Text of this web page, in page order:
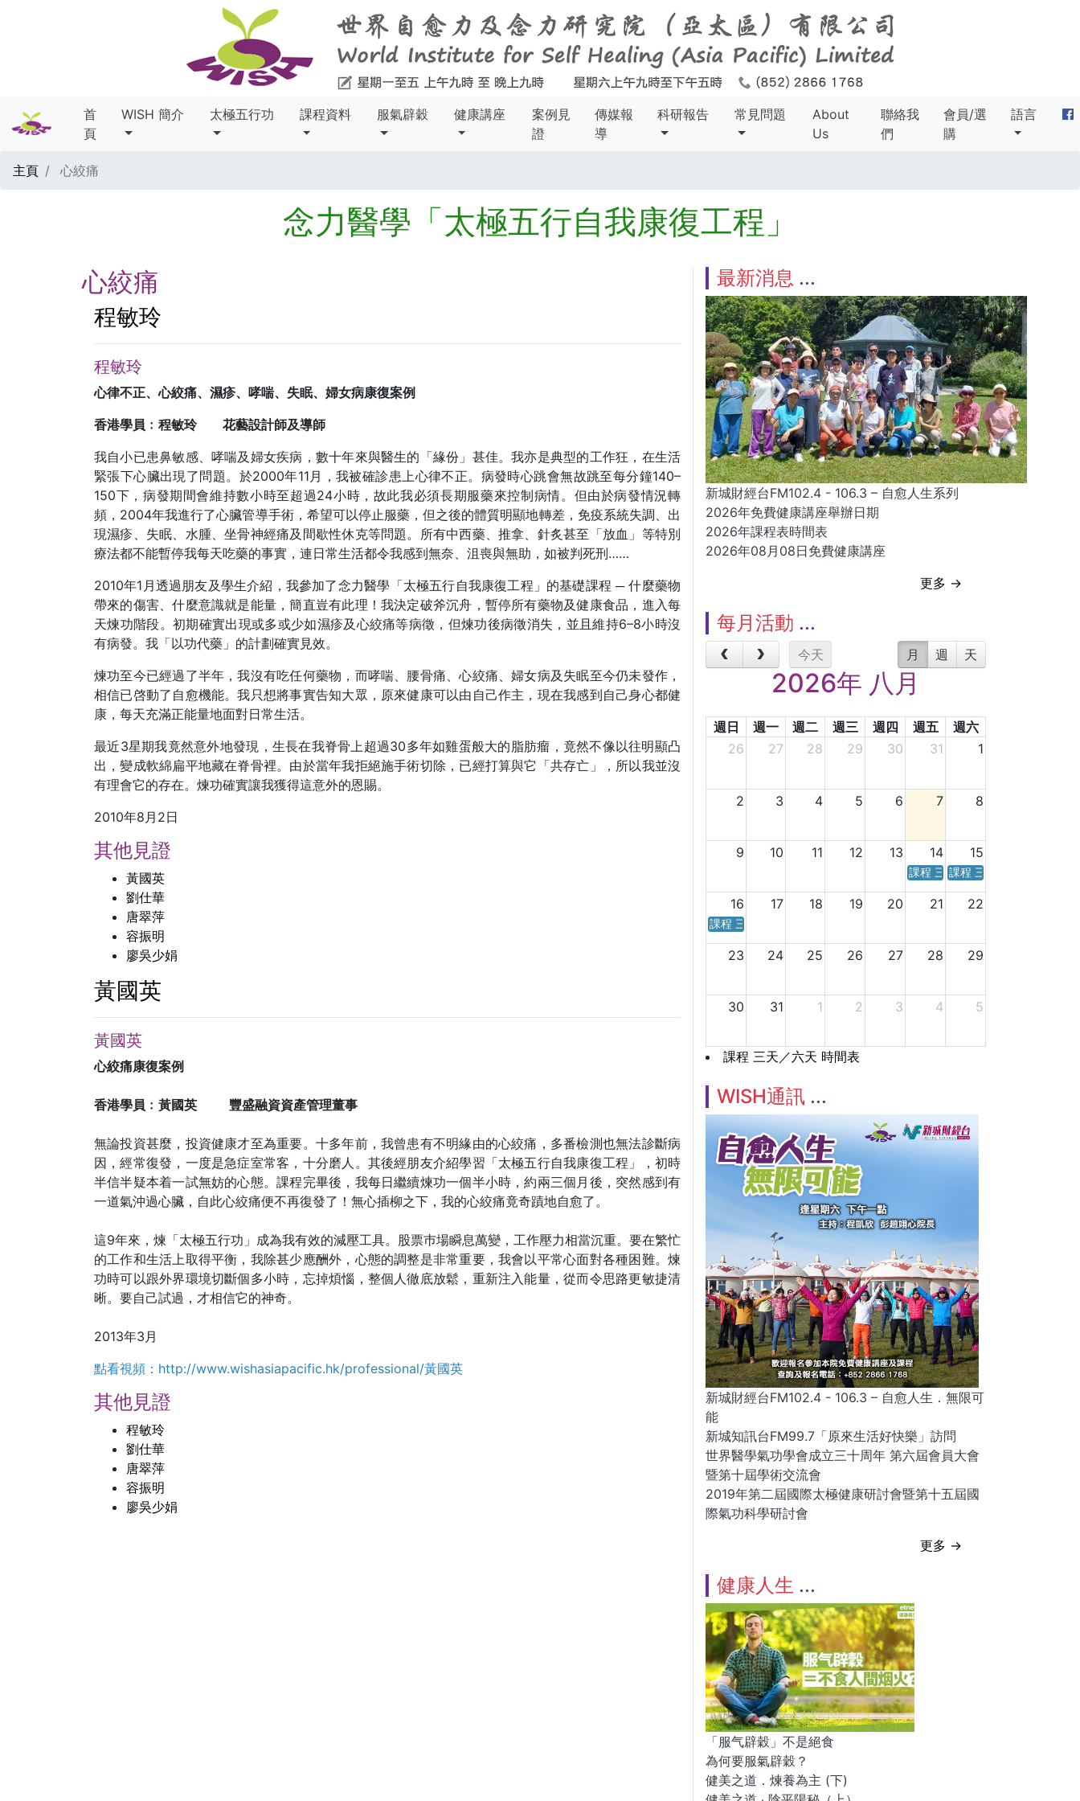
首
頁
WISH 簡介 太極五行功 課程資料 服氣辟穀 健康講座
案例見
證
傳媒報
導
科研報告 常見問題
About
Us
聯絡我
們
會員/選
購
語言
主頁 心絞痛
念力醫學「太極五行自我康復工程」
心絞痛
程敏玲
程敏玲
心律不正、心絞痛、濕疹、哮喘、失眠、婦女病康復案例
香港學員﹕程敏玲 花藝設計師及導師
我自小已患鼻敏感、哮喘及婦女疾病，數十年來與醫生的「緣份」甚佳。我亦是典型的工作狂，在生活
緊張下心臟出現了問題。於2000年11月，我被確診患上心律不正。病發時心跳會無故跳至每分鐘140–
150下，病發期間會維持數小時至超過24小時，故此我必須長期服藥來控制病情。但由於病發情況轉
頻，2004年我進行了心臟管導手術，希望可以停止服藥，但之後的體質明顯地轉差，免疫系統失調、出
現濕疹、失眠、水腫、坐骨神經痛及間歇性休克等問題。所有中西藥、推拿、針炙甚至「放血」等特別
療法都不能暫停我每天吃藥的事實，連日常生活都令我感到無奈、沮喪與無助，如被判死刑……
2010年1月透過朋友及學生介紹，我參加了念力醫學「太極五行自我康復工程」的基礎課程 ─ 什麼藥物
帶來的傷害、什麼意識就是能量，簡直豈有此理！我決定破斧沉舟，暫停所有藥物及健康食品，進入每
天煉功階段。初期確實出現或多或少如濕疹及心絞痛等病徵，但煉功後病徵消失，並且維持6–8小時沒
有病發。我「以功代藥」的計劃確實見效。
煉功至今已經過了半年，我沒有吃任何藥物，而哮喘、腰骨痛、心絞痛、婦女病及失眠至今仍未發作，
相信已啓動了自愈機能。我只想將事實告知大眾，原來健康可以由自己作主，現在我感到自己身心都健
康，每天充滿正能量地面對日常生活。
最近3星期我竟然意外地發現，生長在我脊骨上超過30多年如雞蛋般大的脂肪瘤，竟然不像以往明顯凸
出，變成軟綿扁平地藏在脊骨裡。由於當年我拒絕施手術切除，已經打算與它「共存亡」，所以我並沒
有理會它的存在。煉功確實讓我獲得這意外的恩賜。
2010年8月2日
其他見證
黃國英
劉仕華
唐翠萍
容振明
廖吳少娟
黃國英
黃國英
心絞痛康復案例
香港學員﹕黃國英 豐盛融資資產管理董事
無論投資甚麼，投資健康才至為重要。十多年前，我曾患有不明緣由的心絞痛，多番檢測也無法診斷病
因，經常復發，一度是急症室常客，十分磨人。其後經朋友介紹學習「太極五行自我康復工程」，初時
半信半疑本着一試無妨的心態。課程完畢後，我每日繼續煉功一個半小時，約兩三個月後，突然感到有
一道氣沖過心臟，自此心絞痛便不再復發了！無心插柳之下，我的心絞痛竟奇蹟地自愈了。
這9年來，煉「太極五行功」成為我有效的減壓工具。股票巿場瞬息萬變，工作壓力相當沉重。要在繁忙
的工作和生活上取得平衡，我除甚少應酬外，心態的調整是非常重要，我會以平常心面對各種困難。煉
功時可以跟外界環境切斷個多小時，忘掉煩惱，整個人徹底放鬆，重新注入能量，從而令思路更敏捷清
晰。要自己試過，才相信它的神奇。
2013年3月
點看視頻：http://www.wishasiapacific.hk/professional/黃國英
其他見證
程敏玲
劉仕華
唐翠萍
容振明
廖吳少娟
最新消息
新城財經台FM102.4 - 106.3 – 自愈人生系列
2026年免費健康講座舉辦日期
2026年課程表時間表
2026年08月08日免費健康講座
更多 →
每月活動
今天 月 週 天
2026年 八月
週日 週一 週二 週三 週四 週五
週六
26
27 28 29 30 31 1
2 3 4 5 6 7 8
9 10 11 12 13 14 15
課程 三天／六天 時間表
課程 三天／六天 時間表
16 17 18 19 20 21 22
課程 三天／六天 時間表
23 24 25 26 27 28 29
30 31 1 2 3 4 5
課程 三天／六天 時間表
WISH通訊
新城財經台FM102.4 - 106.3 – 自愈人生．無限可
能
新城知訊台FM99.7「原來生活好快樂」訪問
世界醫學氣功學會成立三十周年 第六屆會員大會
暨第十屆學術交流會
2019年第二屆國際太極健康研討會暨第十五屆國
際氣功科學研討會
更多 →
健康人生
「服气辟穀」不是絕食
為何要服氣辟穀？
健美之道．煉養為主 (下)